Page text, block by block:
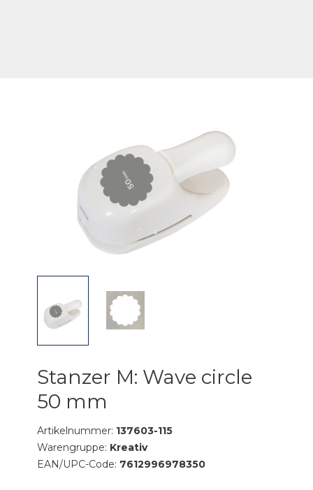
Stanzer M: Wave circle
50 mm
Artikelnummer: 137603-115
Warengruppe: Kreativ
EAN/UPC-Code: 7612996978350